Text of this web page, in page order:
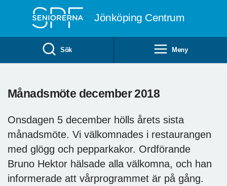
Jönköping Centrum
Sök Meny
Månadsmöte december 2018
Onsdagen 5 december hölls årets sista
månadsmöte. Vi välkomnades i restaurangen
med glögg och pepparkakor. Ordförande
Bruno Hektor hälsade alla välkomna, och han
informerade att vårprogrammet är på gång.